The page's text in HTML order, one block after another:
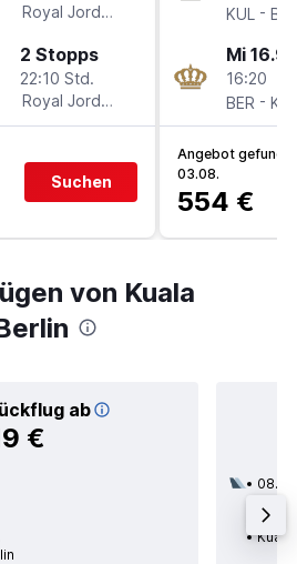
Royal Jordanian
2 Stopps
22:10 Std.
Royal Jordanian
Suchen
KUL -
Mi 16.9.
16:20
BER -
Angebot
03.08.
554 €
von Kuala
ab
€
08.11.
Kuala